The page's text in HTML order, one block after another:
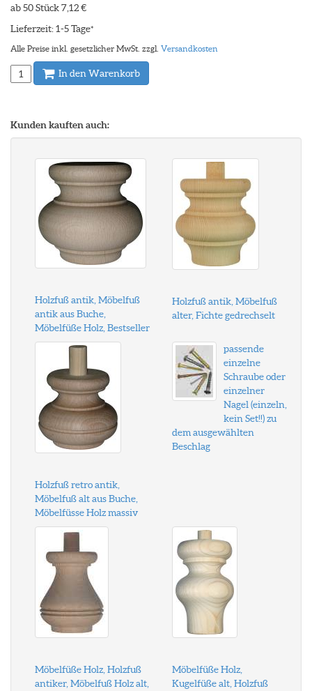
ab 50 Stück 7,12 €
Lieferzeit: 1-5 Tage*
Alle Preise inkl. gesetzlicher MwSt. zzgl. Versandkosten
In den Warenkorb
Kunden kauften auch:
Holzfuß antik, Möbelfuß
antik aus Buche,
Möbelfüße Holz, Bestseller
Holzfuß antik, Möbelfuß
alter, Fichte gedrechselt
Holzfuß retro antik,
Möbelfuß alt aus Buche,
Möbelfüsse Holz massiv
passende
einzelne
Schraube oder
einzelner
Nagel (einzeln,
kein Set!!) zu
dem ausgewählten
Beschlag
Möbelfüße Holz, Holzfuß
antiker, Möbelfuß Holz alt,
Möbelfüße Holz,
Kugelfüße alt, Holzfuß